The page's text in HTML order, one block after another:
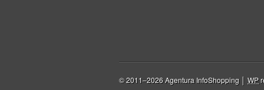
© 2011–2026 Agentura InfoShopping │ WP